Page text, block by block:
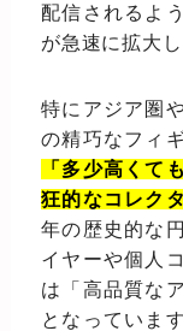
配信されるよ
が急速に拡大し
特にアジア圏
の精巧なフィ
「多少高くて
狂的なコレク
年の歴史的な
イヤーや個人
は「高品質な
となっていま